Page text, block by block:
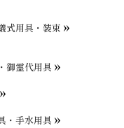
式用具・装束
御霊代用具
・手水用具